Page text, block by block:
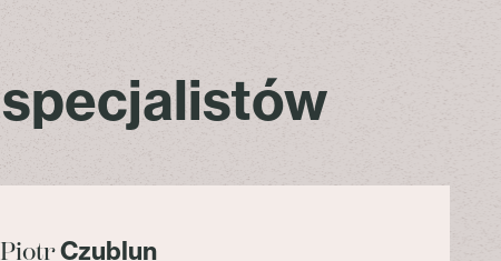
specjalistów
PiotrCzublun